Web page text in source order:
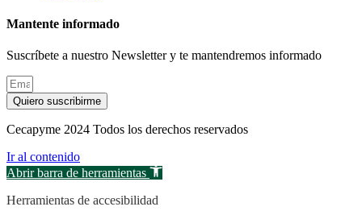
Mantente informado
Suscríbete a nuestro Newsletter y te mantendremos informado
Quiero suscribirme
Cecapyme 2024 Todos los derechos reservados
Ir al contenido
Abrir barra de herramientas
Herramientas de accesibilidad